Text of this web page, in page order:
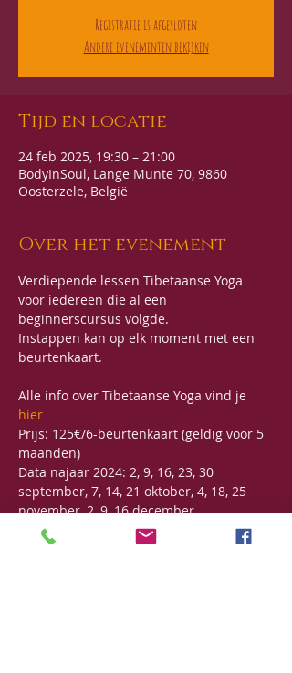
Registratie is afgesloten
Andere evenementen bekijken
Tijd en locatie
24 feb 2025, 19:30 – 21:00
BodyInSoul, Lange Munte 70, 9860
Oosterzele, België
Over het evenement
Verdiepende lessen Tibetaanse Yoga
voor iedereen die al een
beginnerscursus volgde.
Instappen kan op elk moment met een
beurtenkaart.
Alle info over Tibetaanse Yoga vind je
hier
Prijs: 125€/6-beurtenkaart (geldig voor 5
maanden)
Data najaar 2024: 2, 9, 16, 23, 30
september, 7, 14, 21 oktober, 4, 18, 25
november, 2, 9, 16 december
Data voorjaar 2025: 6, 13, 20, 27 januari,
3, 10, 17, 24 februari, 10, 17, 24, 31 maart,